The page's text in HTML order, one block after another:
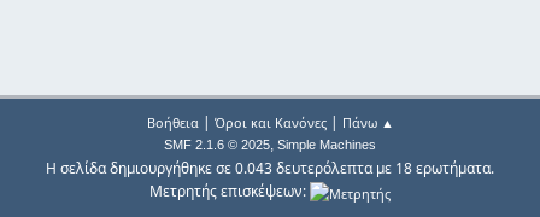
Βοήθεια| Όροι και Κανόνες| Πάνω ▲
SMF 2.1.6 © 2025, Simple Machines
Η σελίδα δημιουργήθηκε σε 0.043 δευτερόλεπτα με 18 ερωτήματα.
Μετρητής επισκέψεων: